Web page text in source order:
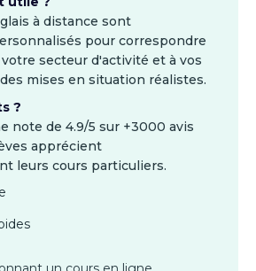
à distance sont
pour correspondre
secteur d'activité et à vos
mises en situation réalistes.
?
note de 4.9/5 sur +3000 avis
apprécient
leurs cours particuliers.